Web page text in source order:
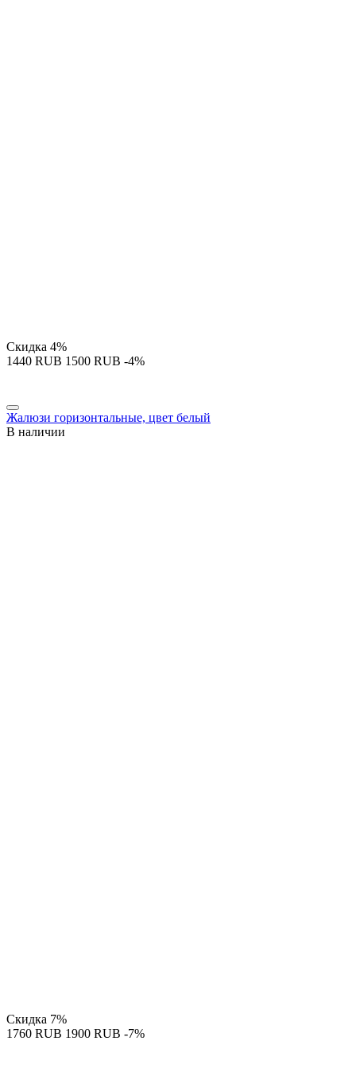
Скидка 4%
‍1440‍ RUB ‍1500‍ RUB -4%
Жалюзи горизонтальные, цвет белый
В наличии
Скидка 7%
‍1760‍ RUB ‍1900‍ RUB -7%